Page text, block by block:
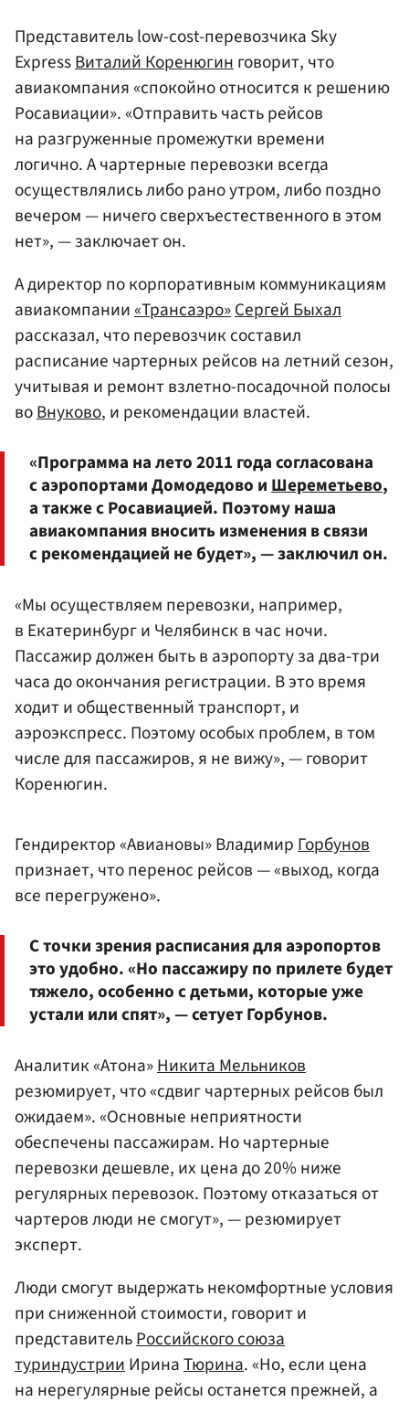
Представитель low-cost-перевозчика Sky
ExpressВиталий Коренюгинговорит, что
авиакомпания «спокойно относится к решению
Росавиации». «Отправить часть рейсов
на разгруженные промежутки времени
логично. А чартерные перевозки всегда
осуществлялись либо рано утром, либо поздно
вечером — ничего сверхъестественного в этом
нет», — заключает он.
А директор по корпоративным коммуникациям
авиакомпании«Трансаэро»Сергей Быхал
рассказал, что перевозчик составил
расписание чартерных рейсов на летний сезон,
учитывая и ремонт взлетно-посадочной полосы
воВнуково, и рекомендации властей.
«Программа на лето 2011 года согласована
с аэропортами Домодедово иШереметьево,
а также с Росавиацией. Поэтому наша
авиакомпания вносить изменения в связи
с рекомендацией не будет», — заключил он.
«Мы осуществляем перевозки, например,
в Екатеринбург и Челябинск в час ночи.
Пассажир должен быть в аэропорту за два-три
часа до окончания регистрации. В это время
ходит и общественный транспорт, и
аэроэкспресс. Поэтому особых проблем, в том
числе для пассажиров, я не вижу», — говорит
Коренюгин.
Гендиректор «Авиановы» ВладимирГорбунов
признает, что перенос рейсов — «выход, когда
все перегружено».
С точки зрения расписания для аэропортов
это удобно. «Но пассажиру по прилете будет
тяжело, особенно с детьми, которые уже
устали или спят», — сетует Горбунов.
Аналитик «Атона»Никита Мельников
резюмирует, что «сдвиг чартерных рейсов был
ожидаем». «Основные неприятности
обеспечены пассажирам. Но чартерные
перевозки дешевле, их цена до 20% ниже
регулярных перевозок. Поэтому отказаться от
чартеров люди не смогут», — резюмирует
эксперт.
Люди смогут выдержать некомфортные условия
при сниженной стоимости, говорит и
представительРоссийского союза
туриндустрииИринаТюрина. «Но, если цена
на нерегулярные рейсы останется прежней, а